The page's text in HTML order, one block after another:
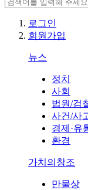
로그인
회원가입
뉴스
정치
사회
법원/검
사건/사
경제·유
환경
가치의창조
만물상